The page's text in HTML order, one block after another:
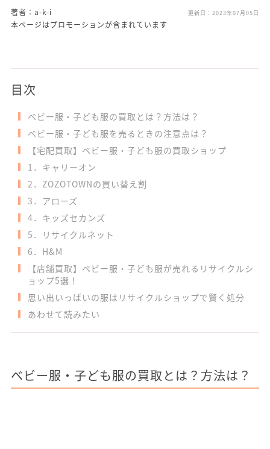
著者：a-k-i 更新日： 2023年07月05日
本ページはプロモーションが含まれています
目次
ベビー服・子ども服の買取とは？方法は？
ベビー服・子ども服を売るときの注意点は？
【宅配買取】ベビー服・子ども服の買取ショップ
1．キャリーオン
2．ZOZOTOWNの買い替え割
3．アローズ
4．キッズセカンズ
5．リサイクルネット
6．H&M
【店舗買取】ベビー服・子ども服が売れるリサイクルシ
ョップ5選！
思い出いっぱいの服はリサイクルショップで賢く処分
あわせて読みたい
ベビー服・子ども服の買取とは？方法は？